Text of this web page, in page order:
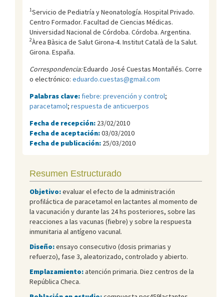
1Servicio de Pediatría y Neonatología. Hospital Privado.
Centro Formador. Facultad de Ciencias Médicas.
Universidad Nacional de Córdoba. Córdoba. Argentina.
2Àrea Bàsica de Salut Girona-4. Institut Català de la Salut.
Girona. España.
Correspondencia:Eduardo José Cuestas Montañés. Corre
o electrónico: eduardo.cuestas@gmail.com
Palabras clave: fiebre: prevención y control;
paracetamol; respuesta de anticuerpos
Fecha de recepción: 23/02/2010
Fecha de aceptación:03/03/2010
Fecha de publicación: 25/03/2010
Resumen Estructurado
Objetivo:evaluar el efecto de la administración
profiláctica de paracetamol en lactantes al momento de
la vacunación y durante las 24 hs posteriores, sobre las
reacciones a las vacunas (fiebre) y sobre la respuesta
inmunitaria al antígeno vacunal.
Diseño:ensayo consecutivo (dosis primarias y
refuerzo), fase 3, aleatorizado, controlado y abierto.
Emplazamiento:atención primaria. Diez centros de la
República Checa.